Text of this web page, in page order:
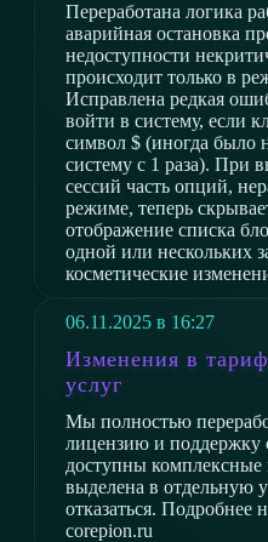
Переработана логика
аварийная остановка
недоступности
происходит только в
Исправлена редкая
войти в систему, если
символ $ (иногда было
систему с 1 раза). При
сессий часть опций,
режиме, теперь
отображение списка
одной или нескольких
косметические
06.11.2025 в 16:27
Изменения в
услуг
Мы полностью
лицензию и поддержку
доступны комплексные
выделена в отдельную
отказаться. Подробнее
corepion.ru